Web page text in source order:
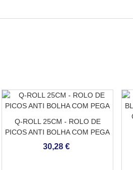
Q-ROLL 25CM - ROLO DE
PICOS ANTI BOLHA COM PEGA
30,28 €